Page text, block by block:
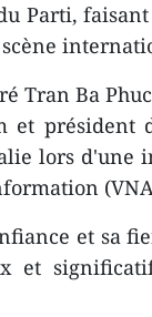
Parti,
Tran Ba
et président
lors d'une
et sa
et